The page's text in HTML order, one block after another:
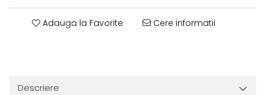
Adauga la Favorite Cere informatii
Descriere